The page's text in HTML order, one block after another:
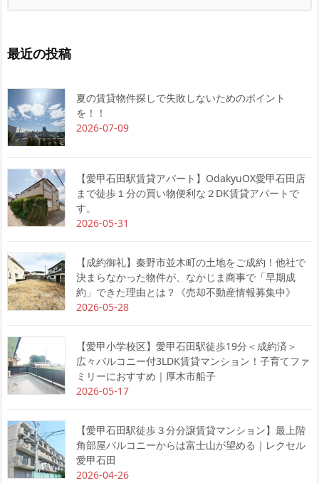
最近の投稿
夏の賃貸物件探しで失敗しないためのポイント
を！！
2026-07-09
【愛甲石田駅賃貸アパート】OdakyuOX愛甲石田店
まで徒歩１分の買い物便利な２DK賃貸アパートで
す。
2026-05-31
【成約御礼】秦野市並木町の土地をご成約！他社で
決まらなかった物件が、なかじま商事で「早期成
約」できた理由とは？《売却不動産情報募集中》
2026-05-28
【愛甲小学校区】愛甲石田駅徒歩19分＜成約済＞
広々バルコニー付3LDK賃貸マンション！子育てファ
ミリーにおすすめ｜厚木市船子
2026-05-17
【愛甲石田駅徒歩３分分譲賃貸マンション】最上階
角部屋バルコニーからは富士山が望める｜レクセル
愛甲石田
2026-04-26